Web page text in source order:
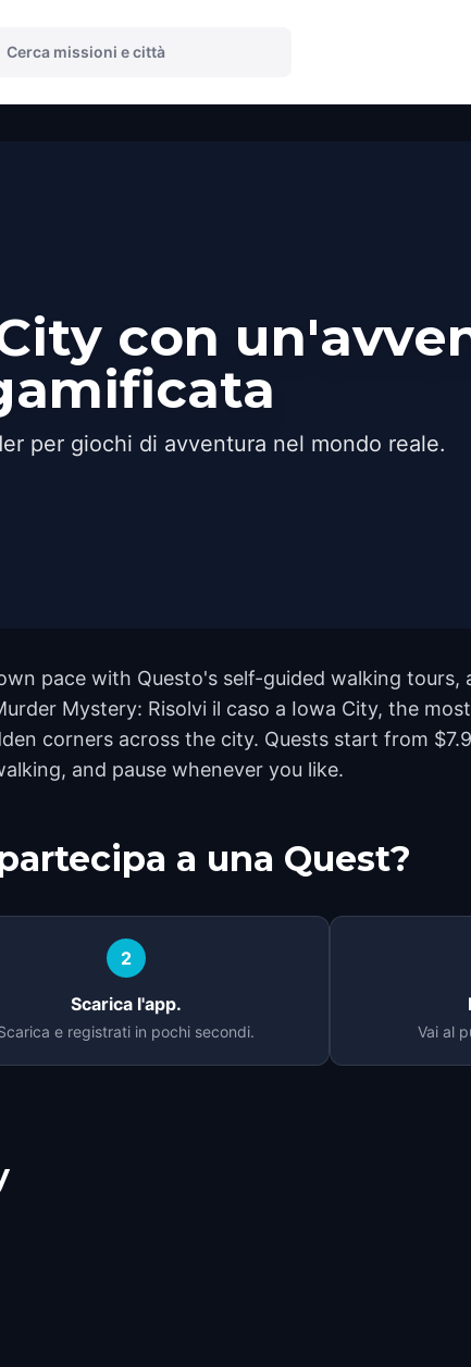
con
per giochi di avventura nel mondo reale.
pace with Questo's self-guided walking
Mystery: Risolvi il caso a Iowa City, the
corners across the city. Quests start from
and pause whenever you like.
a una Quest?
2
Scarica l'app.
e registrati in pochi secondi. Vai al